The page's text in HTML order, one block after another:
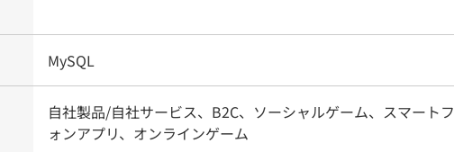
MySQL
自社製品/自社サービス、B2C、ソーシャルゲーム、スマートフ
ォンアプリ、オンラインゲーム